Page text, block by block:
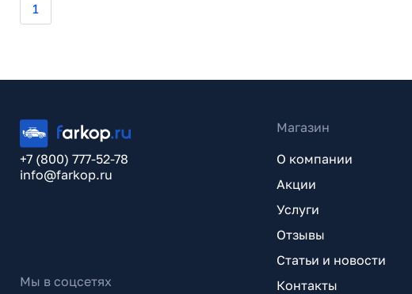
1
+7 (800) 777-52-78
info@farkop.ru
Мы в соцсетях
Магазин
О компании
Акции
Услуги
Отзывы
Статьи и новости
Контакты